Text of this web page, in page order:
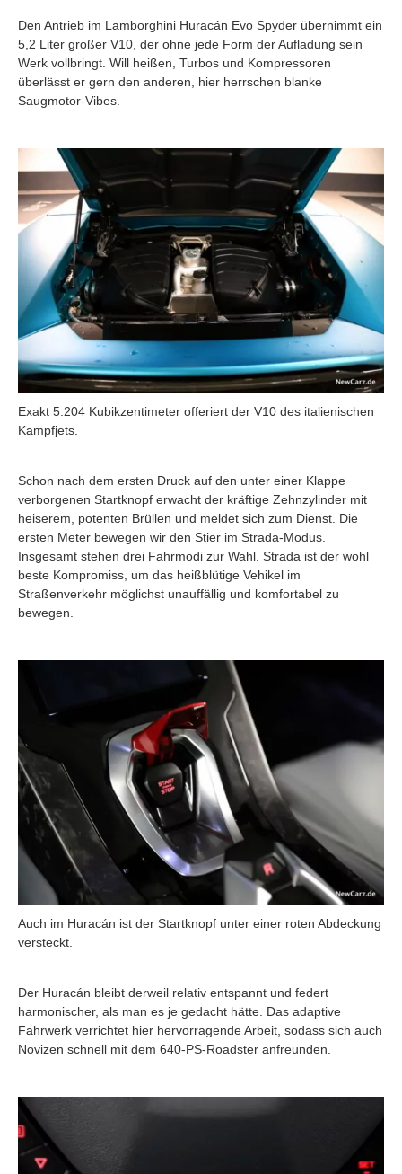
Den Antrieb im Lamborghini Huracán Evo Spyder übernimmt ein
5,2 Liter großer V10, der ohne jede Form der Aufladung sein
Werk vollbringt. Will heißen, Turbos und Kompressoren
überlässt er gern den anderen, hier herrschen blanke
Saugmotor-Vibes.
Exakt 5.204 Kubikzentimeter offeriert der V10 des italienischen
Kampfjets.
Schon nach dem ersten Druck auf den unter einer Klappe
verborgenen Startknopf erwacht der kräftige Zehnzylinder mit
heiserem, potenten Brüllen und meldet sich zum Dienst. Die
ersten Meter bewegen wir den Stier im Strada-Modus.
Insgesamt stehen drei Fahrmodi zur Wahl. Strada ist der wohl
beste Kompromiss, um das heißblütige Vehikel im
Straßenverkehr möglichst unauffällig und komfortabel zu
bewegen.
Auch im Huracán ist der Startknopf unter einer roten Abdeckung
versteckt.
Der Huracán bleibt derweil relativ entspannt und federt
harmonischer, als man es je gedacht hätte. Das adaptive
Fahrwerk verrichtet hier hervorragende Arbeit, sodass sich auch
Novizen schnell mit dem 640-PS-Roadster anfreunden.